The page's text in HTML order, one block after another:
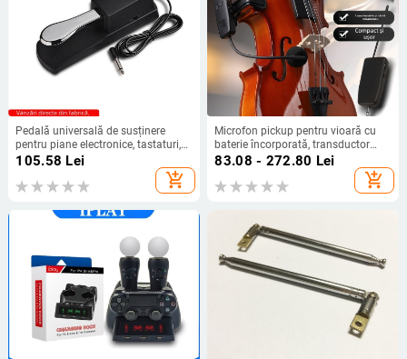
Pedală universală de susținere
pentru piane electronice, tastaturi,
sintetizatoare și tobe electronice —
105.58 Lei
add_shopping_cart
Microfon pickup pentru vioară cu
baterie încorporată, transductor
capacitiv, alimentare 5V, 100 Hz-20
83.08 - 272.80 Lei
add_shopping_cart